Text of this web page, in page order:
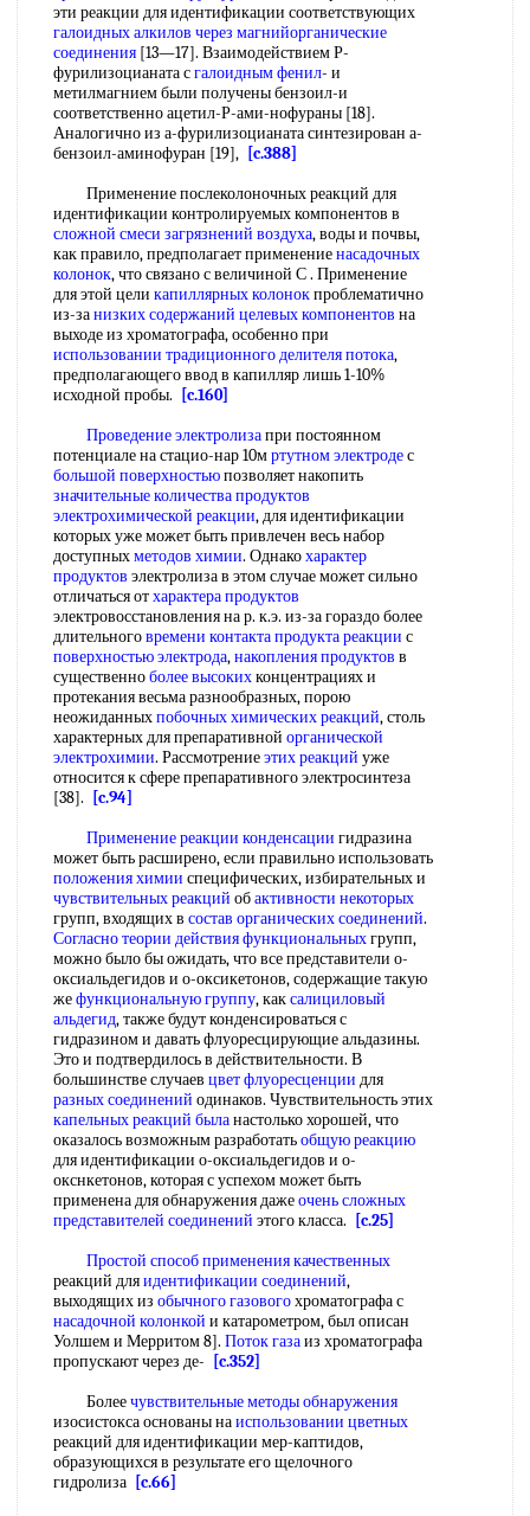
эти реакции для идентификации соответствующих
галоидных алкилов через магнийорганические
соединения [13—17]. Взаимодействием Р-
фурилизоцианата сгалоидным фенил- и
метилмагнием были получены бензоил-и
соответственно ацетил-Р-ами-нофураны [18].
Аналогично из а-фурилизоцианата синтезирован а-
бензоил-аминофуран [19], [c.388]
Применение послеколоночных реакций для
идентификации контролируемых компонентов в
сложной смеси загрязнений воздуха, воды и почвы,
как правило, предполагает применениенасадочных
колонок, что связано с величиной С . Применение
для этой цели капиллярных колонокпроблематично
из-занизких содержаний целевых компонентов на
выходе из хроматографа, особенно при
использовании традиционногоделителя потока,
предполагающего ввод в капилляр лишь 1-10%
исходной пробы.
[c.160]
Проведение электролизапри постоянном
потенциале на стацио-нар 10мртутном электродес
большой поверхностьюпозволяет накопить
значительные количествапродуктов
электрохимической реакции, для идентификации
которых уже может быть привлечен весь набор
доступныхметодов химии. Однакохарактер
продуктов электролиза в этом случае может сильно
отличаться отхарактера продуктов
электровосстановления на р. к.э. из-за гораздо более
длительноговремени контактапродукта реакции с
поверхностью электрода,накопления продуктов в
существенноболее высокихконцентрациях и
протекания весьма разнообразных, порою
неожиданныхпобочных химических реакций, столь
характерных для препаративной органической
электрохимии. Рассмотрениеэтих реакций уже
относится к сфере препаративного электросинтеза
[38].
[c.94]
Применение реакции конденсации гидразина
может быть расширено, если правильно использовать
положения химии специфических, избирательных и
чувствительных реакций обактивности некоторых
групп, входящих в состав органических соединений.
Согласно теории действия функциональныхгрупп,
можно было бы ожидать, что все представители о-
оксиальдегидов и о-оксикетонов, содержащие такую
жефункциональную группу, каксалициловый
альдегид, также будут конденсироваться с
гидразином и давать флуоресцирующие альдазины.
Это и подтвердилось в действительности. В
большинстве случаев цвет флуоресценции для
разных соединений одинаков. Чувствительность этих
капельных реакций быланастолько хорошей, что
оказалось возможным разработатьобщую реакцию
для идентификации о-оксиальдегидов и о-
окснкетонов, которая с успехом может быть
применена для обнаружения дажеочень сложных
представителей соединений этого класса.
[c.25]
Простой способприменения качественных
реакций дляидентификации соединений,
выходящих из обычного газовогохроматографа с
насадочной колонкой и катарометром, был описан
Уолшем и Мерритом 8]. Поток газаиз хроматографа
пропускают через де-
[c.352]
Болеечувствительные методы обнаружения
изосистокса основаны наиспользовании цветных
реакций для идентификации мер-каптидов,
образующихся в результате его щелочного
гидролиза [c.66]